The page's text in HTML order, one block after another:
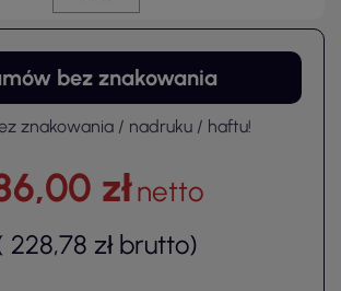
bez znakowania
znakowania / nadruku / haftu!
złnetto
228,78 zł brutto)